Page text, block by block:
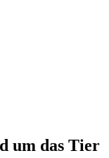
um das Tier